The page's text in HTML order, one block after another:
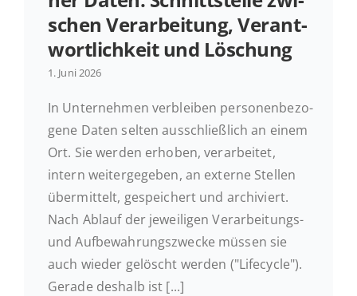
Ak­tu­el­les
Kontakt
schen Ver­ar­bei­tung, Ver­ant­
wort­lich­keit und Löschung
1. Juni 2026
In Un­ter­neh­men ver­blei­ben per­so­nen­be­zo­
ge­ne Daten selten aus­schließ­lich an einem
Ort. Sie werden erhoben, ver­ar­bei­tet,
intern wei­ter­ge­ge­ben, an externe Stellen
über­mit­telt, ge­spei­chert und ar­chi­viert.
Nach Ablauf der je­wei­li­gen Ver­ar­bei­tungs-
und Auf­be­wah­rungs­zwe­cke müssen sie
auch wieder ge­löscht werden ("Life­cy­cle").
Gerade deshalb ist [...]